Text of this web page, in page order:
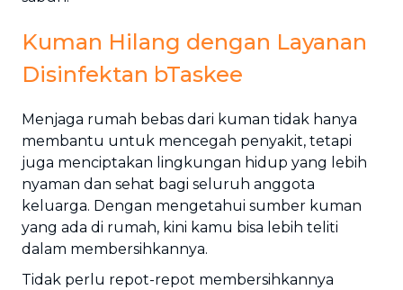
Kuman Hilang dengan Layanan
Disinfektan bTaskee
Menjaga rumah bebas dari kuman tidak hanya
membantu untuk mencegah penyakit, tetapi
juga menciptakan lingkungan hidup yang lebih
nyaman dan sehat bagi seluruh anggota
keluarga. Dengan mengetahui sumber kuman
yang ada di rumah, kini kamu bisa lebih teliti
dalam membersihkannya.
Tidak perlu repot-repot membersihkannya